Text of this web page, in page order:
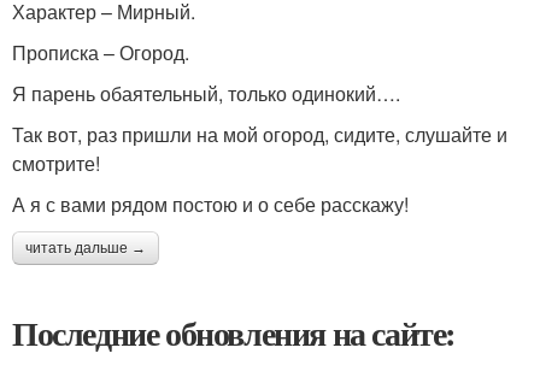
Характер – Мирный.
Прописка – Огород.
Я парень обаятельный, только одинокий….
Так вот, раз пришли на мой огород, сидите, слушайте и
смотрите!
А я с вами рядом постою и о себе расскажу!
читать дальше →
Последние обновления на сайте: